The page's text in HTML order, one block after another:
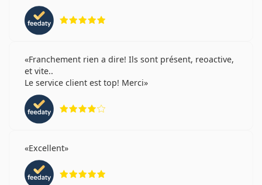
Franchement rien a dire! Ils sont présent, reoactive,
et vite..
Le service client est top! Merci
Excellent